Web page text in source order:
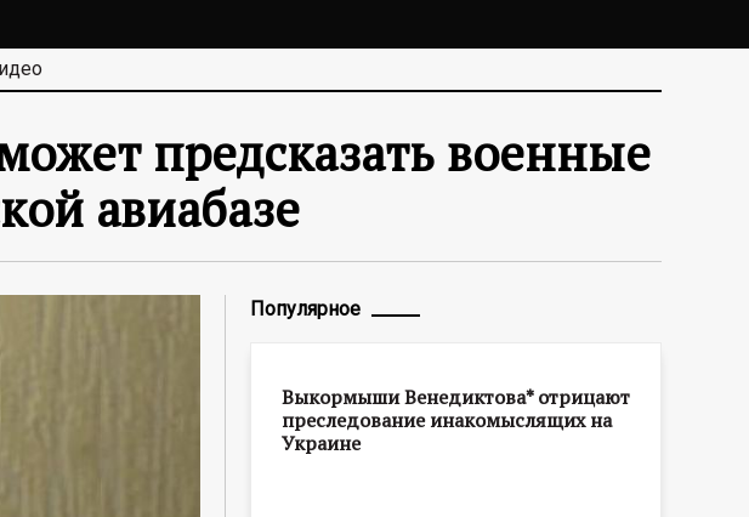
предсказать военные
авиабазе
Популярное
Выкормыши Венедиктова* отрицают
преследование инакомыслящих на
Украине